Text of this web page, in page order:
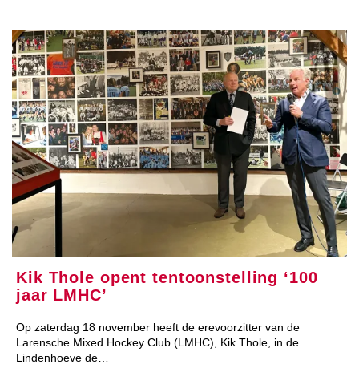
Kik Thole opent tentoonstelling ‘100
jaar LMHC’
Op zaterdag 18 november heeft de erevoorzitter van de
Larensche Mixed Hockey Club (LMHC), Kik Thole, in de
Lindenhoeve de…